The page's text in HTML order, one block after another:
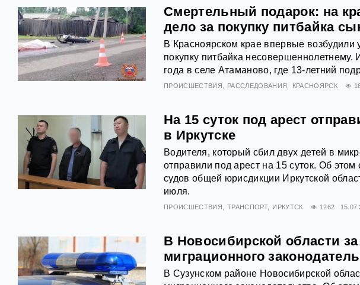
Смертельный подарок: на
дело за покупку питбайка
В Красноярском крае впервые возбудили
покупку питбайка
года в селе Атаманово, где 13-летний
ПРОИСШЕСТВИЯ РАССЛЕДОВАНИЯ КРАСНОЯРСК
На 15 суток под арест
в Иркутске
Водителя, который сбил двух детей в
отправили под арест на 15 суток. Об
судов общей юрисдикции Иркутской
июля.
ПРОИСШЕСТВИЯ ТРАНСПОРТ ИРКУТСК 1262
В Новосибирской области
миграционного
В Сузунском районе Новосибирской